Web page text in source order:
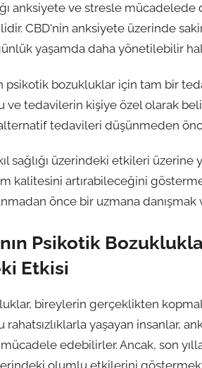
anksiyete ve stresle
CBD'nin anksiyete üzerinde
yaşamda daha yönetilebilir
psikotik bozukluklar için tam bir
ve tedavilerin kişiye özel olarak
tedavileri düşünmeden
sağlığı üzerindeki etkileri
kalitesini artırabileceğini
önce bir uzmana
Psikotik
Etkisi
bireylerin gerçeklikten
rahatsızlıklarla yaşayan insanlar,
edebilirler. Ancak, son